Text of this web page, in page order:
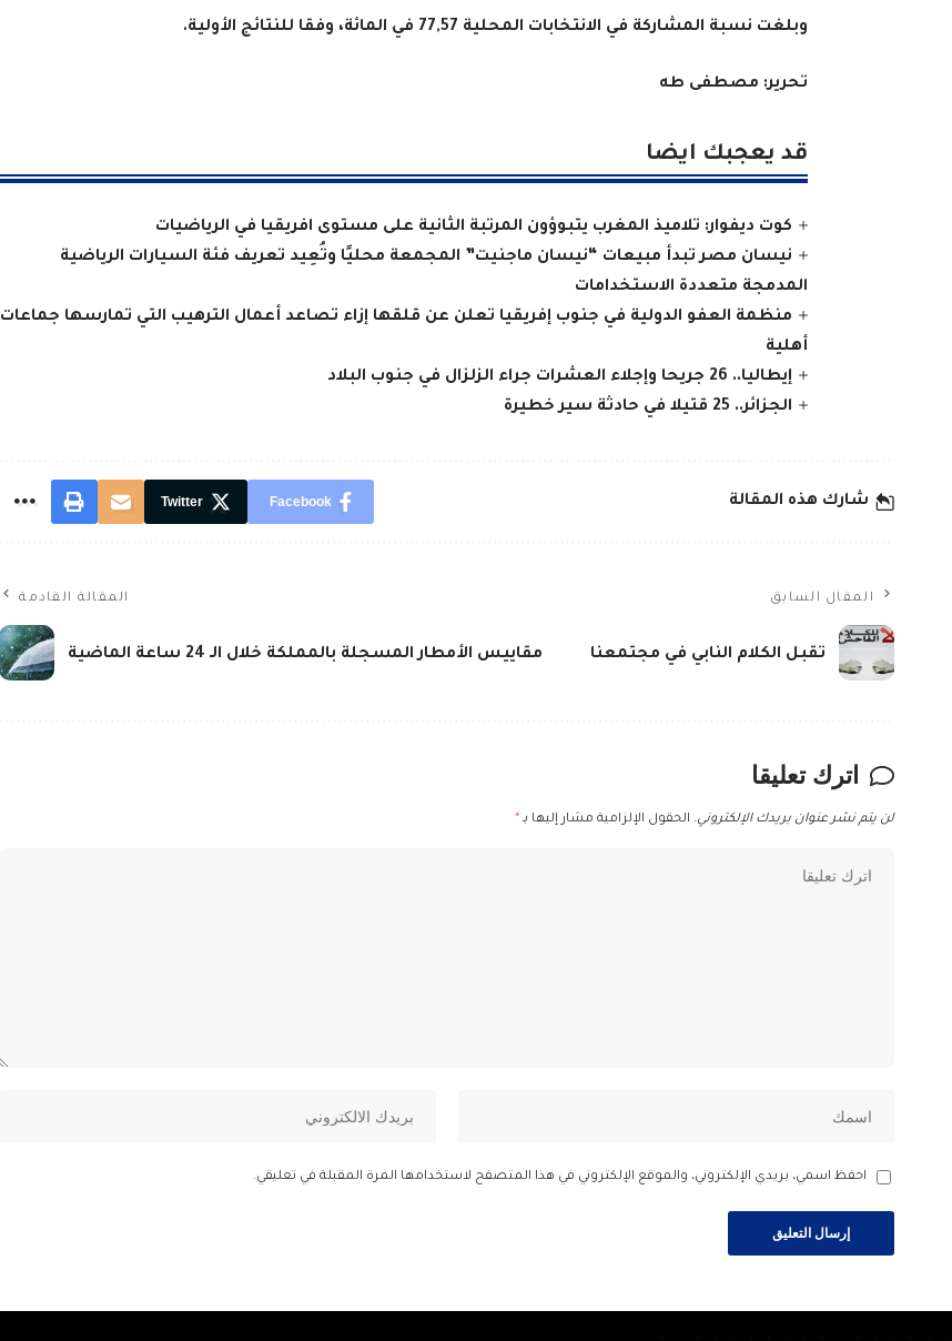
وبلغت نسبة المشاركة في الانتخابات المحلية 77,57 في المائة، وفقا للنتائج الأولية.
تحرير: مصطفى طه
قد يعجبك ايضا
كوت ديفوار: تلاميذ المغرب يتبوؤون المرتبة الثانية على مستوى افريقيا في الرياضيات
نيسان مصر تبدأ مبيعات “نيسان ماجنيت” المجمعة محليًا وتُعِيد تعريف فئة السيارات الرياضية
المدمجة متعددة الاستخدامات
منظمة العفو الدولية في جنوب إفريقيا تعلن عن قلقها إزاء تصاعد أعمال الترهيب التي تمارسها جماعات
أهلية
إيطاليا.. 26 جريحا وإجلاء العشرات جراء الزلزال في جنوب البلاد
الجزائر.. 25 قتيلا في حادثة سير خطيرة
شارك هذه المقالة Facebook
Twitter
المقال السابق
تقبل الكلام النابي في مجتمعنا
المقالة القادمة
مقاييس الأمطار المسجلة بالمملكة خلال الـ 24 ساعة الماضية
اترك تعليقا
لن يتم نشر عنوان بريدك الإلكتروني. الحقول الإلزامية مشار إليها بـ *
احفظ اسمي، بريدي الإلكتروني، والموقع الإلكتروني في هذا المتصفح لاستخدامها المرة المقبلة في تعليقي.